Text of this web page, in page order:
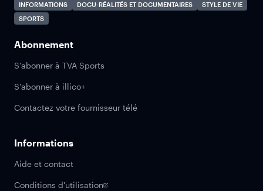
INFORMATIONS
DOCU-RÉALITÉS ET DOCUMENTAIRES
STYLE DE VIE
SPORTS
Abonnement
S'abonner à TVA Sports
S'abonner à illico+
Contactez votre fournisseur télé
Informations
Aide et contact
Conditions d'utilisation